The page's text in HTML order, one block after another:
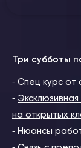
Три субботы
⁃ Cпец курс от
⁃
на открытых
⁃ Нюансы